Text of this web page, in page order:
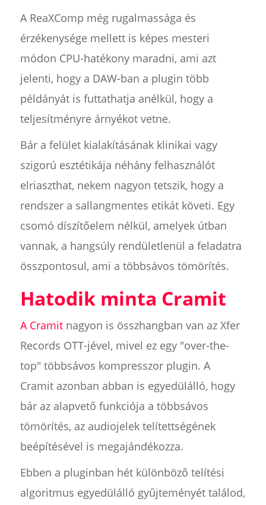
A ReaXComp még rugalmassága és
érzékenysége mellett is képes mesteri
módon CPU-hatékony maradni, ami azt
jelenti, hogy a DAW-ban a plugin több
példányát is futtathatja anélkül, hogy a
teljesítményre árnyékot vetne.
Bár a felület kialakításának klinikai vagy
szigorú esztétikája néhány felhasználót
elriaszthat, nekem nagyon tetszik, hogy a
rendszer a sallangmentes etikát követi. Egy
csomó díszítőelem nélkül, amelyek útban
vannak, a hangsúly rendületlenül a feladatra
összpontosul, ami a többsávos tömörítés.
Hatodik minta Cramit
A Cramitnagyon is összhangban van az Xfer
Records OTT-jével, mivel ez egy "over-the-
top" többsávos kompresszor plugin. A
Cramit azonban abban is egyedülálló, hogy
bár az alapvető funkciója a többsávos
tömörítés, az audiojelek telítettségének
beépítésével is megajándékozza.
Ebben a pluginban hét különböző telítési
algoritmus egyedülálló gyűjteményét találod,